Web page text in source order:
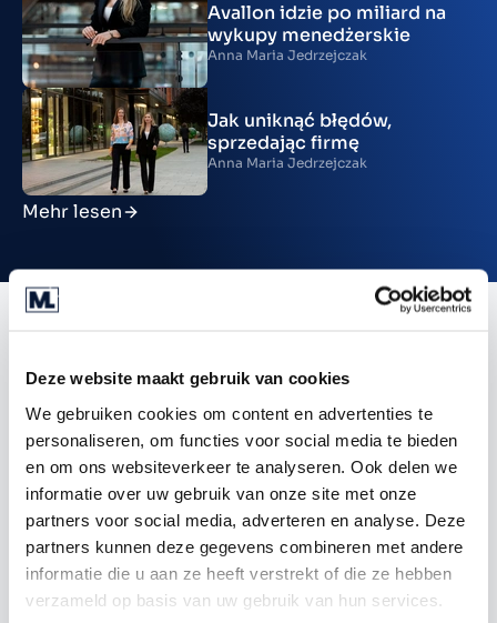
Deze website maakt gebruik van cookies
We gebruiken cookies om content en advertenties te
personaliseren, om functies voor social media te bieden
en om ons websiteverkeer te analyseren. Ook delen we
informatie over uw gebruik van onze site met onze
partners voor social media, adverteren en analyse. Deze
partners kunnen deze gegevens combineren met andere
informatie die u aan ze heeft verstrekt of die ze hebben
verzameld op basis van uw gebruik van hun services.
Avallon idzie po miliard na
wykupy menedżerskie
Anna Maria Jedrzejczak
Jak uniknąć błędów,
sprzedając firmę
Anna Maria Jedrzejczak
Mehr lesen